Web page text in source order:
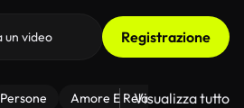
Registrazione
Persone Amore E Relazioni Il
Visualizza tutto